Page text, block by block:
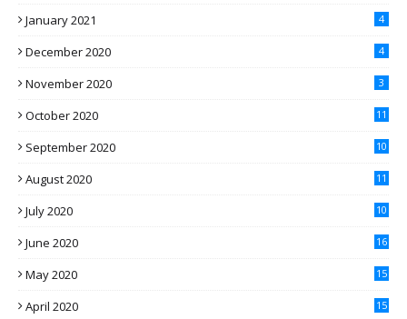
January 2021 4
December 2020 4
November 2020 3
October 2020 11
September 2020 10
August 2020 11
July 2020 10
June 2020 16
May 2020 15
April 2020 15